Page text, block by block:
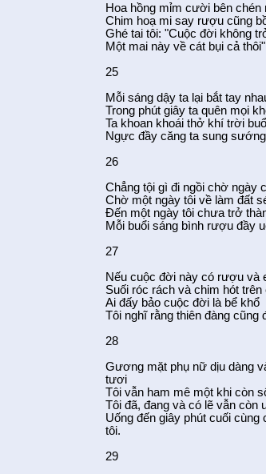
Hoa hồng mỉm cười bên
Chim hoạ mi say rượu cũng
Ghé tai tôi: "Cuộc đời không
Một mai này về cát bụi cả
25
Mỗi sáng dậy ta lại bắt tay
Trong phút giây ta quên mọi
Ta khoan khoái thở khí trời
Ngực đầy căng ta sung
26
Chẳng tội gì đi ngồi chờ ngày
Chờ một ngày tôi về làm đất
Đến một ngày tôi chưa trở
Mỗi buổi sáng bình rượu đầy
27
Nếu cuộc đời này có rượu và
Suối róc rách và chim hót trên
Ai đấy bảo cuộc đời là bể khổ
Tôi nghĩ rằng thiên đàng cũng
28
Gương mặt phụ nữ dịu dàng
tươi
Tôi vẫn ham mê một khi còn
Tôi đã, đang và có lẽ vẫn còn
Uống đến giây phút cuối cùng
tôi.
29